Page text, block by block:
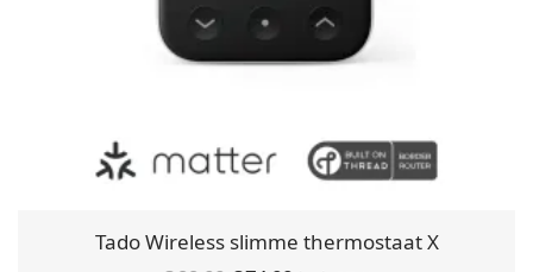
Tado Wireless slimme thermostaat X